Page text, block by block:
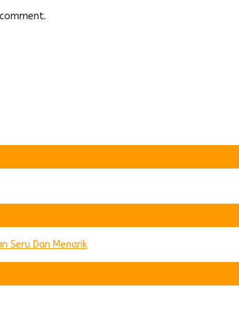
Seru Dan Menarik